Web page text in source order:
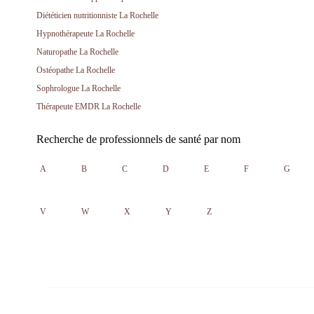
Diététicien nutritionniste La Rochelle
Hypnothérapeute La Rochelle
Naturopathe La Rochelle
Ostéopathe La Rochelle
Sophrologue La Rochelle
Thérapeute EMDR La Rochelle
Recherche de professionnels de santé par nom
A B C D E F G
V W X Y Z